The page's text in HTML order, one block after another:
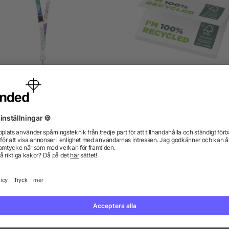
nyckelband av rPET med
säkerhetsspänne
från 8,94 kr från 3,04 kr
Vi har svaren.